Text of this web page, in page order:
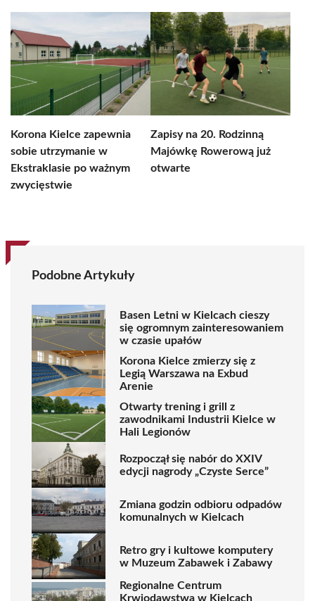
Korona Kielce zapewnia
sobie utrzymanie w
Ekstraklasie po ważnym
zwycięstwie
Zapisy na 20. Rodzinną
Majówkę Rowerową już
otwarte
Podobne Artykuły
Basen Letni w Kielcach cieszy
się ogromnym zainteresowaniem
w czasie upałów
Korona Kielce zmierzy się z
Legią Warszawa na Exbud
Arenie
Otwarty trening i grill z
zawodnikami Industrii Kielce w
Hali Legionów
Rozpoczął się nabór do XXIV
edycji nagrody „Czyste Serce”
Zmiana godzin odbioru odpadów
komunalnych w Kielcach
Retro gry i kultowe komputery
w Muzeum Zabawek i Zabawy
Regionalne Centrum
Krwiodawstwa w Kielcach